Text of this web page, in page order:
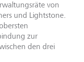
von
und Lightstone.
zur
den drei